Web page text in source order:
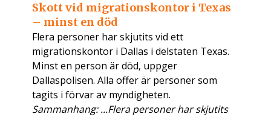
Skott vid migrationskontor i Texas
– minst en död
Flera personer har skjutits vid ett
migrationskontor i Dallas i delstaten Texas.
Minst en person är död, uppger
Dallaspolisen. Alla offer är personer som
tagits i förvar av myndigheten.
Sammanhang: ...Flera personer har skjutits